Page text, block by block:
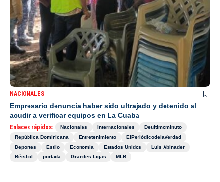
NACIONALES
Empresario denuncia haber sido ultrajado y detenido al
acudir a verificar equipos en La Cuaba
Enlaces rápidos: Nacionales Internacionales
Deultimominuto
República Dominicana
Entretenimiento
ElPeriódicodelaVerdad
Deportes
Estilo Economía Estados Unidos
Luis Abinader
Béisbol
portada Grandes Ligas MLB